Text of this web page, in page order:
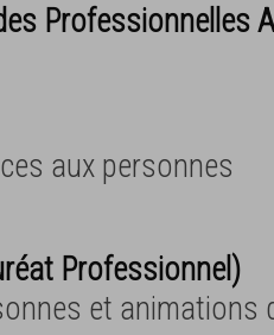
Professionnelles
aux personnes
Professionnel)
et animations